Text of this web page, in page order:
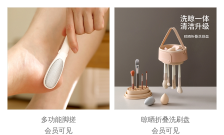
多功能脚搓
会员可见
晾晒折叠洗刷盘
会员可见